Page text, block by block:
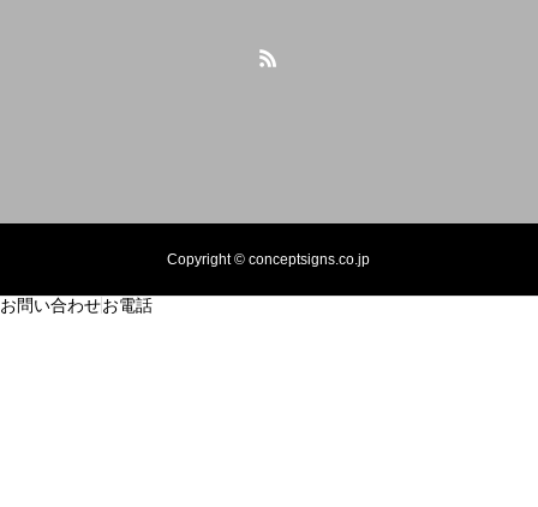
Copyright © conceptsigns.co.jp
お問い合わせお電話